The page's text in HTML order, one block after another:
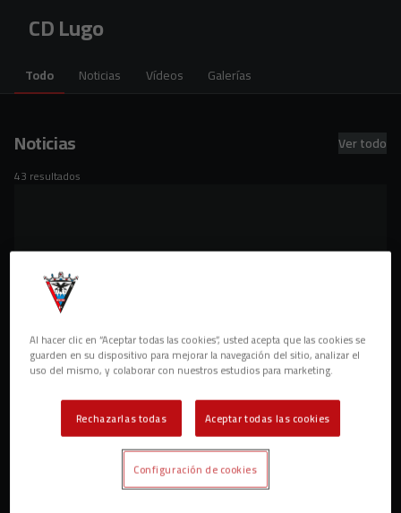
CD Lugo
Todo Noticias Vídeos Galerías
Noticias Ver todo
43 resultados
Empate sin goles en el Anxo Carro (0-0)
Al hacer clic en “Aceptar todas las cookies”, usted acepta que las cookies se
guarden en su dispositivo para mejorar la navegación del sitio, analizar el
uso del mismo, y colaborar con nuestros estudios para marketing.
Rechazarlas todas Aceptar todas las cookies
Configuración de cookies